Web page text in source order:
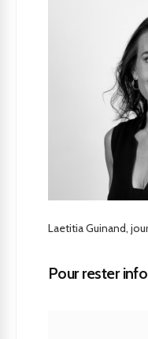
Laetitia Guinand,
Pour rester